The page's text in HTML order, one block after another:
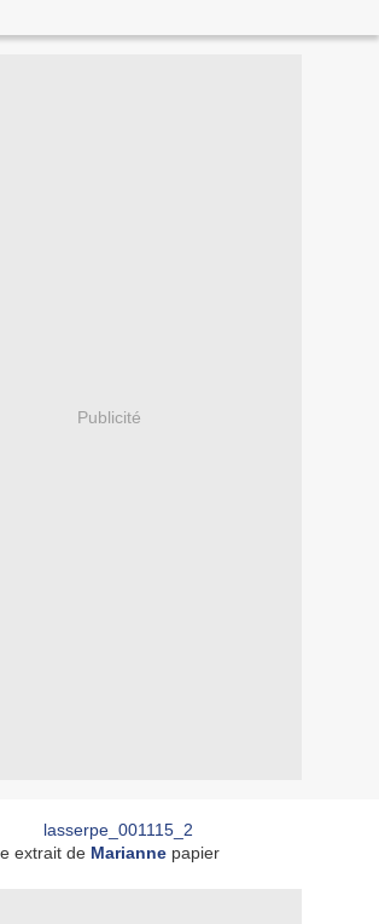
Publicité
extrait de Marianne papier